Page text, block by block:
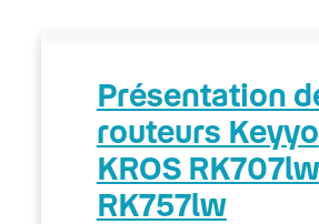
Pro
02. Espace client : Manager
03. Accès Internet
Présentation
routeurs Keyyo
KROS
RK757lw